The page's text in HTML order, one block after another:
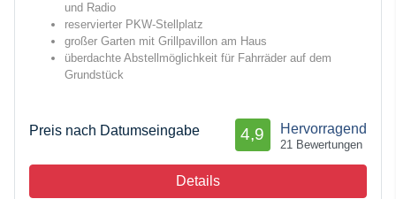
und Radio
reservierter PKW-Stellplatz
großer Garten mit Grillpavillon am Haus
überdachte Abstellmöglichkeit für Fahrräder auf dem
Grundstück
Preis nach Datumseingabe Hervorragend
4,9
21 Bewertungen
Details